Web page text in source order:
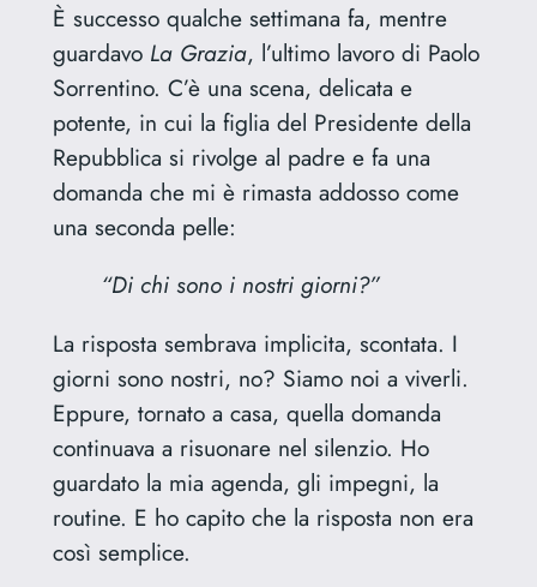
È successo qualche settimana fa, mentre
guardavo La Grazia, l’ultimo lavoro di Paolo
Sorrentino. C’è una scena, delicata e
potente, in cui la figlia del Presidente della
Repubblica si rivolge al padre e fa una
domanda che mi è rimasta addosso come
una seconda pelle:
“Di chi sono i nostri giorni?”
La risposta sembrava implicita, scontata. I
giorni sono nostri, no? Siamo noi a viverli.
Eppure, tornato a casa, quella domanda
continuava a risuonare nel silenzio. Ho
guardato la mia agenda, gli impegni, la
routine. E ho capito che la risposta non era
così semplice.